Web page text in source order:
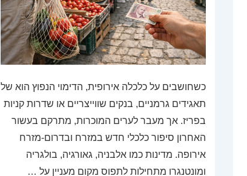
כשחושבים על כלכלה אירופית, הדימוי הנפוץ הוא של
תאגידים גרמניים, בנקים שווייצריים או שדרות קניות
בפריז. אך מעבר לערים המוכרות, מתרקם בעשור
האחרון סיפור כלכלי חדש במזרח ובדרום-מזרח
אירופה. מדינות כמו אלבניה, גאורגיה, בולגריה
ומונטנגרו מתחילות לתפוס מקום מעניין על …